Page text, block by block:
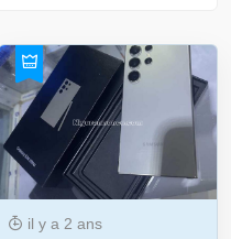
il y a 2 ans